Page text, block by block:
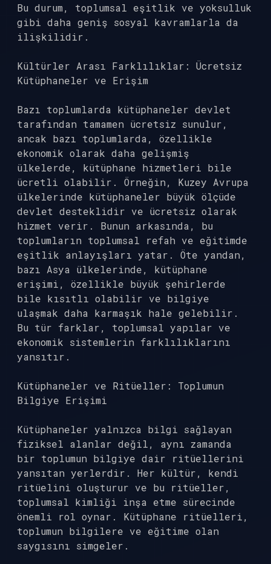
Bu durum, toplumsal eşitlik ve yoksulluk
gibi daha geniş sosyal kavramlarla da
ilişkilidir.
Kültürler Arası Farklılıklar: Ücretsiz
Kütüphaneler ve Erişim
Bazı toplumlarda kütüphaneler devlet
tarafından tamamen ücretsiz sunulur,
ancak bazı toplumlarda, özellikle
ekonomik olarak daha gelişmiş
ülkelerde, kütüphane hizmetleri bile
ücretli olabilir. Örneğin, Kuzey Avrupa
ülkelerinde kütüphaneler büyük ölçüde
devlet desteklidir ve ücretsiz olarak
hizmet verir. Bunun arkasında, bu
toplumların toplumsal refah ve eğitimde
eşitlik anlayışları yatar. Öte yandan,
bazı Asya ülkelerinde, kütüphane
erişimi, özellikle büyük şehirlerde
bile kısıtlı olabilir ve bilgiye
ulaşmak daha karmaşık hale gelebilir.
Bu tür farklar, toplumsal yapılar ve
ekonomik sistemlerin farklılıklarını
yansıtır.
Kütüphaneler ve Ritüeller: Toplumun
Bilgiye Erişimi
Kütüphaneler yalnızca bilgi sağlayan
fiziksel alanlar değil, aynı zamanda
bir toplumun bilgiye dair ritüellerini
yansıtan yerlerdir. Her kültür, kendi
ritüelini oluşturur ve bu ritüeller,
toplumsal kimliği inşa etme sürecinde
önemli rol oynar. Kütüphane ritüelleri,
toplumun bilgilere ve eğitime olan
saygısını simgeler.